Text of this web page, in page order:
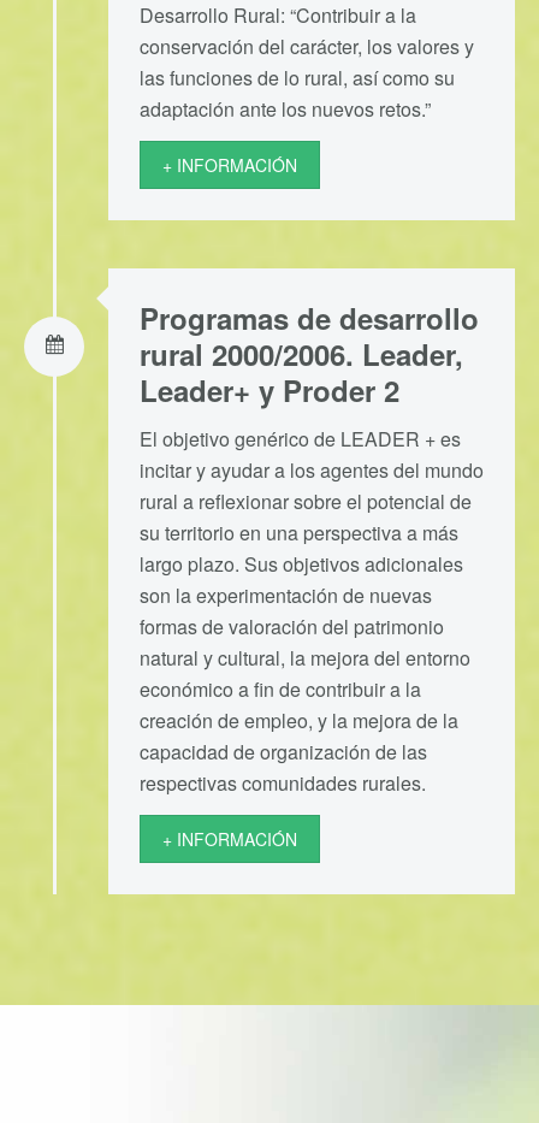
Desarrollo Rural: “Contribuir a la
conservación del carácter, los valores y
las funciones de lo rural, así como su
adaptación ante los nuevos retos.”
+ INFORMACIÓN
Programas de desarrollo
rural 2000/2006. Leader,
Leader+ y Proder 2
El objetivo genérico de LEADER + es
incitar y ayudar a los agentes del mundo
rural a reflexionar sobre el potencial de
su territorio en una perspectiva a más
largo plazo. Sus objetivos adicionales
son la experimentación de nuevas
formas de valoración del patrimonio
natural y cultural, la mejora del entorno
económico a fin de contribuir a la
creación de empleo, y la mejora de la
capacidad de organización de las
respectivas comunidades rurales.
+ INFORMACIÓN